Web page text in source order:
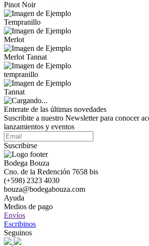
Pinot Noir
Tempranillo
Merlot
Merlot Tannat
tempranillo
Tannat
Enterate de las últimas novedades
Suscribite a nuestro Newsletter para conocer
lanzamientos y eventos
Suscribirse
Bodega Bouza
Cno. de la Redención 7658 bis
(+598) 2323 4030
bouza@bodegabouza.com
Ayuda
Medios de pago
Envíos
Escribinos
Seguinos